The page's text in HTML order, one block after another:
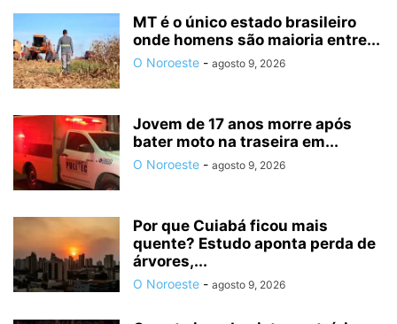
MT é o único estado brasileiro
onde homens são maioria entre...
O Noroeste - agosto 9, 2026
Jovem de 17 anos morre após
bater moto na traseira em...
O Noroeste - agosto 9, 2026
Por que Cuiabá ficou mais
quente? Estudo aponta perda de
árvores,...
O Noroeste - agosto 9, 2026